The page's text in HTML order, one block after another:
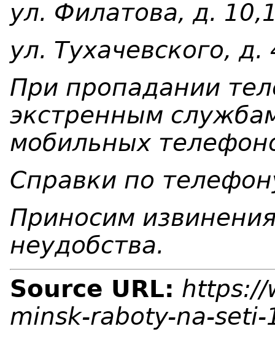
ул. Филатова, д.
ул. Тухачевского, д.
При пропадании
экстренным
мобильных
Справки по
Приносим
неудобства.
Source URL: https://
minsk-raboty-na-seti-